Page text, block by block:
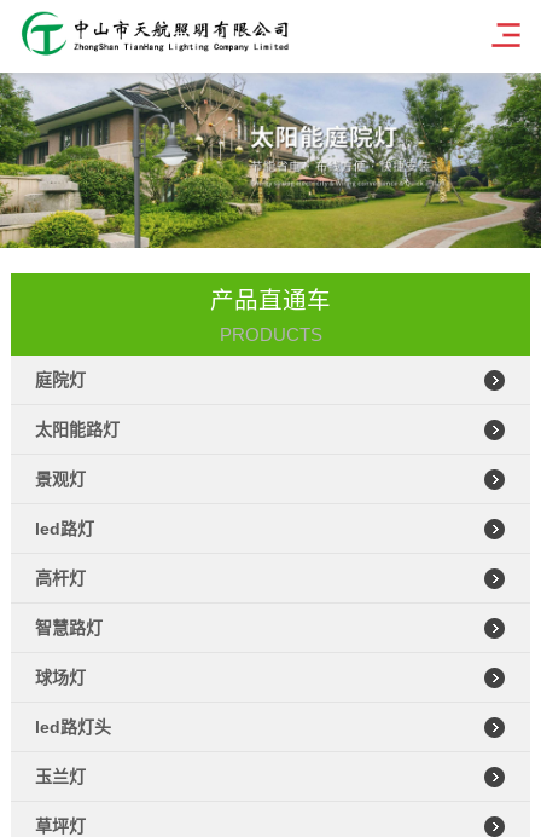
产品直通车
PRODUCTS
庭院灯
太阳能路灯
景观灯
led路灯
高杆灯
智慧路灯
球场灯
led路灯头
玉兰灯
草坪灯